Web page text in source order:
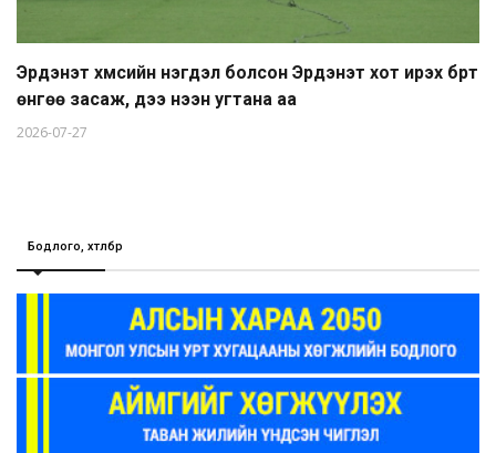
Эрдэнэт хүмүүсийн нэгдэл болсон Эрдэнэт хот ирэх бүрт
өнгөө засаж, үүдээ нээн угтана аа
2026-07-27
Бодлого, хөтөлбөр